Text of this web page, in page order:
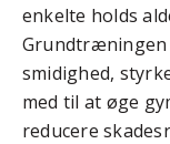
enkelte holds
Grundtræningen
smidighed,
med til at øge
reducere